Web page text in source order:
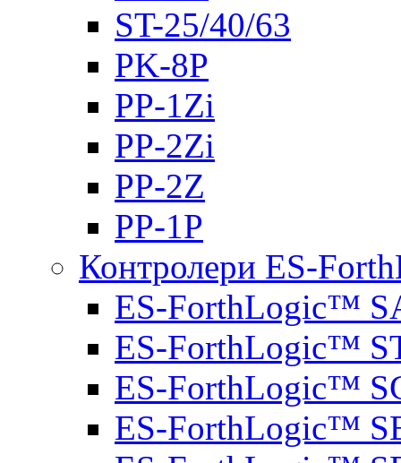
ST-25/40/63
PK-8P
PP-1Zi
PP-2Zi
PP-2Z
PP-1P
Контролери ES-
ES-ForthLogic™
ES-ForthLogic™
ES-ForthLogic™
ES-ForthLogic™